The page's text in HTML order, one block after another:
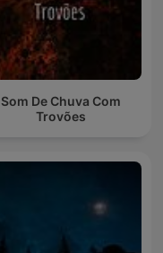
Som De Chuva Com
Trovões